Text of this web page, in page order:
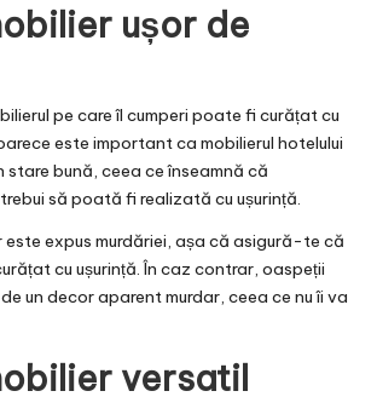
ușor de
pe care îl cumperi poate fi curățat cu
este important ca mobilierul hotelului
stare bună, ceea ce înseamnă că
să poată fi realizată cu ușurință.
este expus murdăriei, așa că asigură-te că
cu ușurință. În caz contrar, oaspeții
un decor aparent murdar, ceea ce nu îi va
versatil